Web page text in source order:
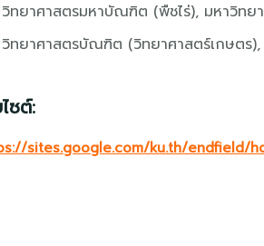
วิทยาศาสตรมหาบัณฑิต (พืชไร่), มหาวิทย
วิทยาศาสตรบัณฑิต (วิทยาศาสตร์เกษตร
ซต์:
sites.google.com/ku.th/endfield/